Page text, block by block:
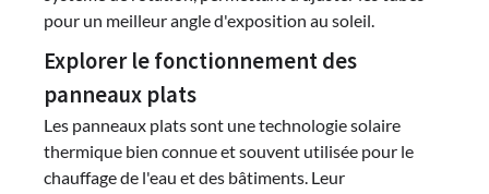
pour un meilleur angle d'exposition au soleil.
Explorer le fonctionnement des
panneaux plats
Les panneaux plats sont une technologie solaire
thermique bien connue et souvent utilisée pour le
chauffage de l'eau et des bâtiments. Leur